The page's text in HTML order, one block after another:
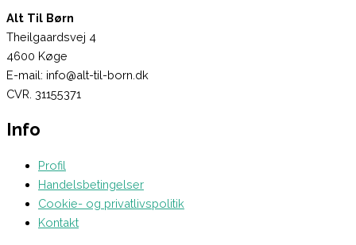
Alt Til Børn
Theilgaardsvej 4
4600 Køge
E-mail: info@alt-til-born.dk
CVR. 31155371
Info
Profil
Handelsbetingelser
Cookie- og privatlivspolitik
Kontakt